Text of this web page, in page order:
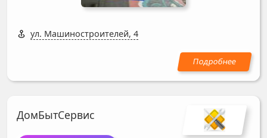
ул. Машиностроителей, 4
ДомБытСервис